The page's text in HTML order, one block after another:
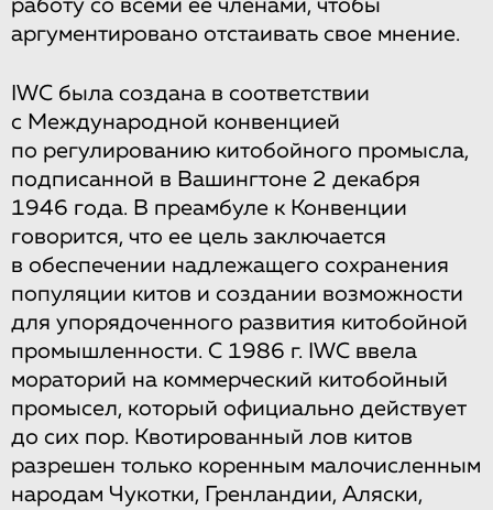
работу со всеми ее членами, чтобы
аргументировано отстаивать свое мнение.
IWC была создана в соответствии
с Международной конвенцией
по регулированию китобойного промысла,
подписанной в Вашингтоне 2 декабря
1946 года. В преамбуле к Конвенции
говорится, что ее цель заключается
в обеспечении надлежащего сохранения
популяции китов и создании возможности
для упорядоченного развития китобойной
промышленности. С 1986 г. IWC ввела
мораторий на коммерческий китобойный
промысел, который официально действует
до сих пор. Квотированный лов китов
разрешен только коренным малочисленным
народам Чукотки, Гренландии, Аляски,